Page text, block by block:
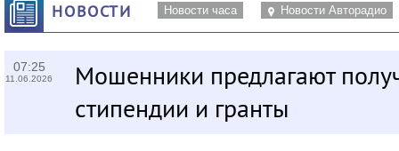
НОВОСТИ Новости часа Новости Авторадио
07:25
11.06.2026
Мошенники предлагают
стипендии и гранты